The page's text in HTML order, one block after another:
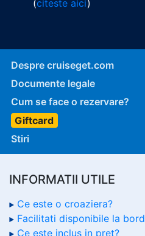
(citeste aici)
Despre cruiseget.com
Documente legale
Cum se face o rezervare?
Giftcard
Stiri
INFORMATII UTILE
Ce este o croaziera?
Facilitati disponibile la bord
Ce este inclus in pret?